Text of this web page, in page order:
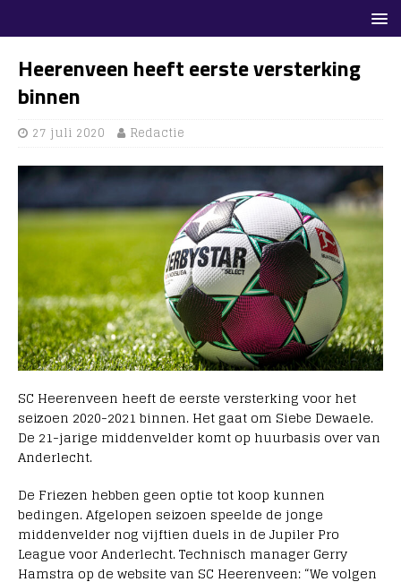
Heerenveen heeft eerste versterking
binnen
27 juli 2020 Redactie
SC Heerenveen heeft de eerste versterking voor het
seizoen 2020-2021 binnen. Het gaat om Siebe Dewaele.
De 21-jarige middenvelder komt op huurbasis over van
Anderlecht.
De Friezen hebben geen optie tot koop kunnen
bedingen. Afgelopen seizoen speelde de jonge
middenvelder nog vijftien duels in de Jupiler Pro
League voor Anderlecht. Technisch manager Gerry
Hamstra op de website van SC Heerenveen: “We volgen